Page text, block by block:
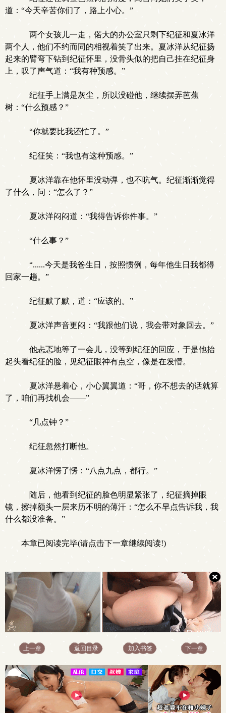
道：“今天辛苦你们了，路上小心。”
两个女孩儿一走，偌大的办公室只剩下纪征和夏冰洋
两个人，他们不约而同的相视着笑了出来。夏冰洋从纪征扬
起来的臂弯下钻到纪征怀里，没骨头似的把自己挂在纪征身
上，叹了声气道：“我有种预感。”
纪征手上满是灰尘，所以没碰他，继续摆弄芭蕉
树：“什么预感？”
“你就要比我还忙了。”
纪征笑：“我也有这种预感。”
夏冰洋靠在他怀里没动弹，也不吭气。纪征渐渐觉得
了什么，问：“怎么了？”
夏冰洋闷闷道：“我得告诉你件事。”
“什么事？”
“......今天是我爸生日，按照惯例，每年他生日我都得
回家一趟。”
纪征默了默，道：“应该的。”
夏冰洋声音更闷：“我跟他们说，我会带对象回去。”
他忐忑地等了一会儿，没等到纪征的回应，于是他抬
起头看纪征的脸，见纪征眼神有点空，像是在发懵。
夏冰洋悬着心，小心翼翼道：“哥，你不想去的话就算
了，咱们再找机会——”
“几点钟？”
纪征忽然打断他。
夏冰洋愣了愣：“八点九点，都行。”
随后，他看到纪征的脸色明显紧张了，纪征摘掉眼
镜，擦掉额头一层来历不明的薄汗：“怎么不早点告诉我，我
什么都没准备。”
本章已阅读完毕(请点击下一章继续阅读!)
上一章 返回目录 加入书签 下一章